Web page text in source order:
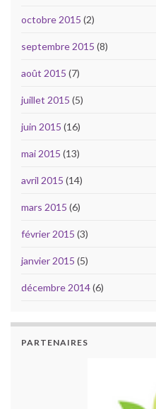
octobre 2015 (2)
septembre 2015 (8)
août 2015 (7)
juillet 2015 (5)
juin 2015 (16)
mai 2015 (13)
avril 2015 (14)
mars 2015 (6)
février 2015 (3)
janvier 2015 (5)
décembre 2014(6)
PARTENAIRES